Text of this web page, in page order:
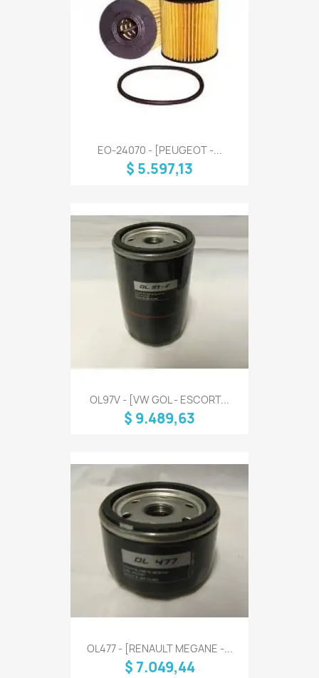
EO-24070 - [PEUGEOT -...
$ 5.597,13
OL97V - [VW GOL - ESCORT...
$ 9.489,63
OL477 - [RENAULT MEGANE -...
$ 7.049,44